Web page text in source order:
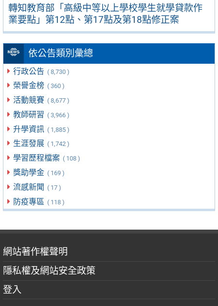
轉知教育部「高級中等以上學校學生就學貸款作
業要點」第12點、第17點及第18點修正案
依公告類別彙總
行政公告 ( 8,730 )
榮譽金榜 ( 360 )
活動競賽 ( 8,677 )
教師研習 ( 3,966 )
升學資訊 ( 1,885 )
生涯發展 ( 1,742 )
學習歷程檔案 ( 108 )
獎助學金 ( 169 )
流感新聞 ( 17 )
防疫專區 ( 118 )
網站著作權聲明
隱私權及網站安全政策
登入